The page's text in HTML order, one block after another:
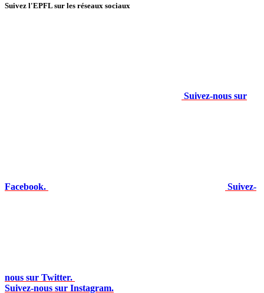
Suivez l'EPFL sur les réseaux sociaux
Suivez-nous sur
Facebook. Suivez-
nous sur Twitter.
Suivez-nous sur Instagram.